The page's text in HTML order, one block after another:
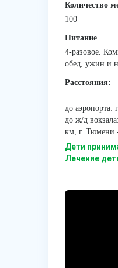
Количество
100
Питание
4-разовое.
обед, ужин и
Расстояния:
до
до ж/д
км, г. Тюмени
Дети
Лечение